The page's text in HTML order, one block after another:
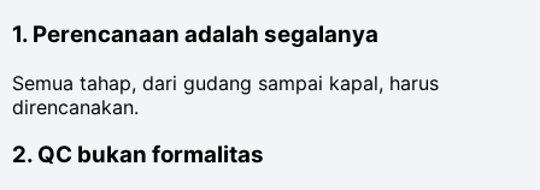
1. Perencanaan adalah segalanya
Semua tahap, dari gudang sampai kapal, harus
direncanakan.
2. QC bukan formalitas